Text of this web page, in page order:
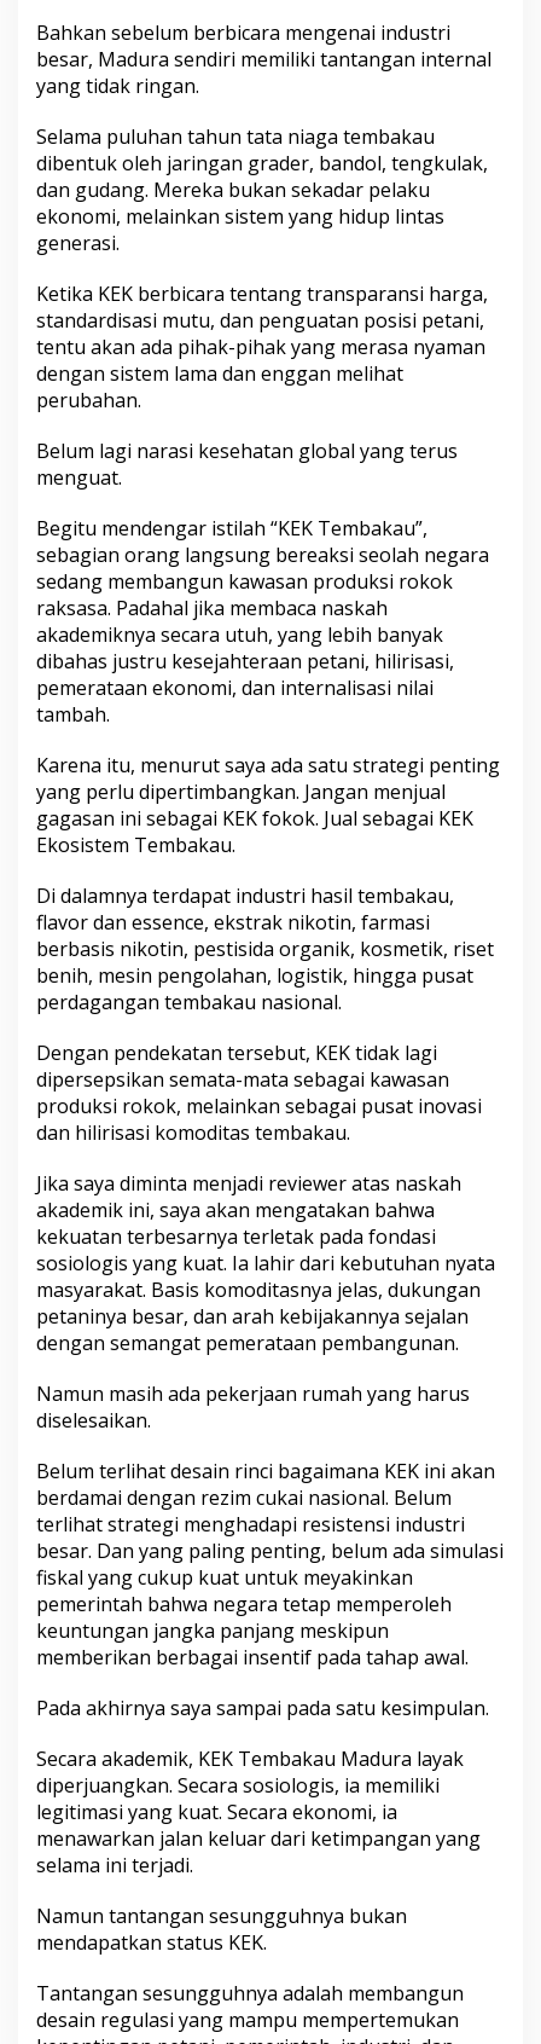
Bahkan sebelum berbicara mengenai industri
besar, Madura sendiri memiliki tantangan internal
yang tidak ringan.
Selama puluhan tahun tata niaga tembakau
dibentuk oleh jaringan grader, bandol, tengkulak,
dan gudang. Mereka bukan sekadar pelaku
ekonomi, melainkan sistem yang hidup lintas
generasi.
Ketika KEK berbicara tentang transparansi harga,
standardisasi mutu, dan penguatan posisi petani,
tentu akan ada pihak-pihak yang merasa nyaman
dengan sistem lama dan enggan melihat
perubahan.
Belum lagi narasi kesehatan global yang terus
menguat.
Begitu mendengar istilah “KEK Tembakau”,
sebagian orang langsung bereaksi seolah negara
sedang membangun kawasan produksi rokok
raksasa. Padahal jika membaca naskah
akademiknya secara utuh, yang lebih banyak
dibahas justru kesejahteraan petani, hilirisasi,
pemerataan ekonomi, dan internalisasi nilai
tambah.
Karena itu, menurut saya ada satu strategi penting
yang perlu dipertimbangkan. Jangan menjual
gagasan ini sebagai KEK fokok. Jual sebagai KEK
Ekosistem Tembakau.
Di dalamnya terdapat industri hasil tembakau,
flavor dan essence, ekstrak nikotin, farmasi
berbasis nikotin, pestisida organik, kosmetik, riset
benih, mesin pengolahan, logistik, hingga pusat
perdagangan tembakau nasional.
Dengan pendekatan tersebut, KEK tidak lagi
dipersepsikan semata-mata sebagai kawasan
produksi rokok, melainkan sebagai pusat inovasi
dan hilirisasi komoditas tembakau.
Jika saya diminta menjadi reviewer atas naskah
akademik ini, saya akan mengatakan bahwa
kekuatan terbesarnya terletak pada fondasi
sosiologis yang kuat. Ia lahir dari kebutuhan nyata
masyarakat. Basis komoditasnya jelas, dukungan
petaninya besar, dan arah kebijakannya sejalan
dengan semangat pemerataan pembangunan.
Namun masih ada pekerjaan rumah yang harus
diselesaikan.
Belum terlihat desain rinci bagaimana KEK ini akan
berdamai dengan rezim cukai nasional. Belum
terlihat strategi menghadapi resistensi industri
besar. Dan yang paling penting, belum ada simulasi
fiskal yang cukup kuat untuk meyakinkan
pemerintah bahwa negara tetap memperoleh
keuntungan jangka panjang meskipun
memberikan berbagai insentif pada tahap awal.
Pada akhirnya saya sampai pada satu kesimpulan.
Secara akademik, KEK Tembakau Madura layak
diperjuangkan. Secara sosiologis, ia memiliki
legitimasi yang kuat. Secara ekonomi, ia
menawarkan jalan keluar dari ketimpangan yang
selama ini terjadi.
Namun tantangan sesungguhnya bukan
mendapatkan status KEK.
Tantangan sesungguhnya adalah membangun
desain regulasi yang mampu mempertemukan